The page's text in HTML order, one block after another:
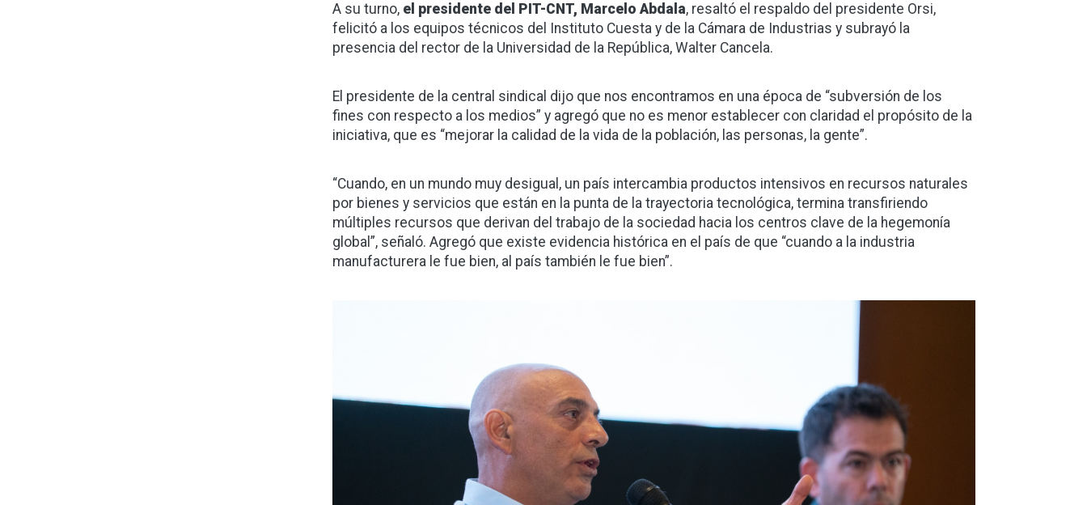
A su turno, el presidente del PIT-CNT, Marcelo Abdala, resaltó el respaldo del presidente Orsi,
felicitó a los equipos técnicos del Instituto Cuesta y de la Cámara de Industrias y subrayó la
presencia del rector de la Universidad de la República, Walter Cancela.
El presidente de la central sindical dijo que nos encontramos en una época de “subversión de los
fines con respecto a los medios” y agregó que no es menor establecer con claridad el propósito de la
iniciativa, que es “mejorar la calidad de la vida de la población, las personas, la gente”.
“Cuando, en un mundo muy desigual, un país intercambia productos intensivos en recursos naturales
por bienes y servicios que están en la punta de la trayectoria tecnológica, termina transfiriendo
múltiples recursos que derivan del trabajo de la sociedad hacia los centros clave de la hegemonía
global”, señaló. Agregó que existe evidencia histórica en el país de que “cuando a la industria
manufacturera le fue bien, al país también le fue bien”.